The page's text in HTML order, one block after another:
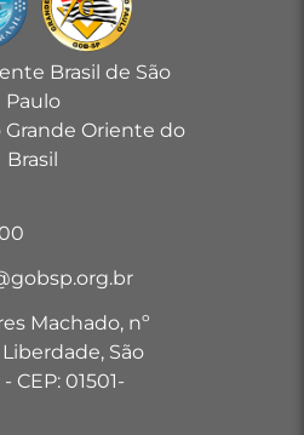
Brasil de São
Paulo
Grande Oriente do
Brasil
Machado, nº
Liberdade, São
CEP: 01501-